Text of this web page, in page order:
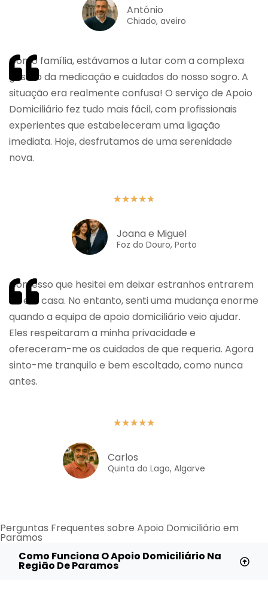
António
Chiado, aveiro
Como família, estávamos a lutar com a complexa
gestão da medicação e cuidados do nosso sogro. A
situação era realmente confusa! O serviço de Apoio
Domiciliário fez tudo mais fácil, com profissionais
experientes que estabeleceram uma ligação
imediata. Hoje, desfrutamos de uma serenidade
nova.
★★★★★
Joana e Miguel
Foz do Douro, Porto
Confesso que hesitei em deixar estranhos entrarem
cá em casa. No entanto, senti uma mudança enorme
quando a equipa de apoio domiciliário veio ajudar.
Eles respeitaram a minha privacidade e
ofereceram-me os cuidados de que requeria. Agora
sinto-me tranquilo e bem escoltado, como nunca
antes.
★★★★★
Carlos
Quinta do Lago, Algarve
Perguntas Frequentes sobre Apoio Domiciliário em
Paramos
Como Funciona O Apoio Domiciliário Na
Região De Paramos